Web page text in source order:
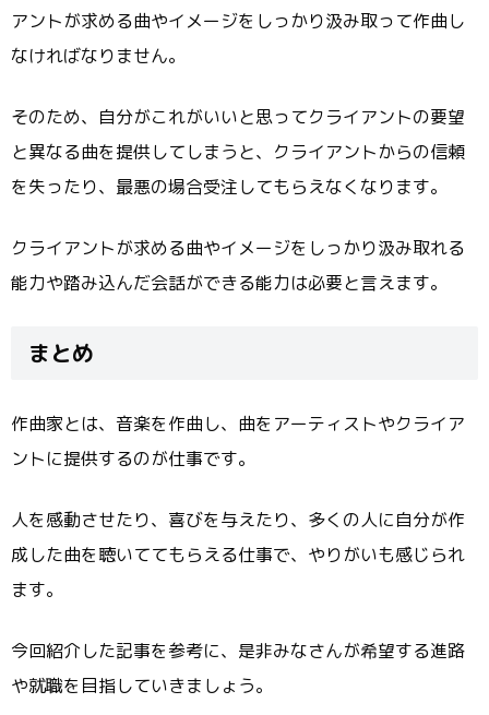
アントが求める曲やイメージをしっかり汲み取って作曲し
なければなりません。
そのため、自分がこれがいいと思ってクライアントの要望
と異なる曲を提供してしまうと、クライアントからの信頼
を失ったり、最悪の場合受注してもらえなくなります。
クライアントが求める曲やイメージをしっかり汲み取れる
能力や踏み込んだ会話ができる能力は必要と言えます。
まとめ
作曲家とは、音楽を作曲し、曲をアーティストやクライア
ントに提供するのが仕事です。
人を感動させたり、喜びを与えたり、多くの人に自分が作
成した曲を聴いててもらえる仕事で、やりがいも感じられ
ます。
今回紹介した記事を参考に、是非みなさんが希望する進路
や就職を目指していきましょう。